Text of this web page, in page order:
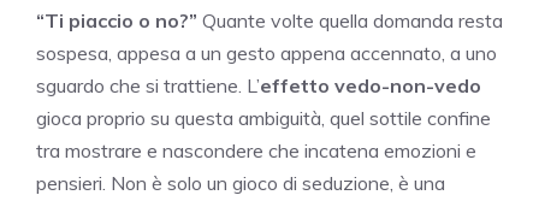
“Ti piaccio o no?” Quante volte quella domanda resta
sospesa, appesa a un gesto appena accennato, a uno
sguardo che si trattiene. L’effetto vedo-non-vedo
gioca proprio su questa ambiguità, quel sottile confine
tra mostrare e nascondere che incatena emozioni e
pensieri. Non è solo un gioco di seduzione, è una